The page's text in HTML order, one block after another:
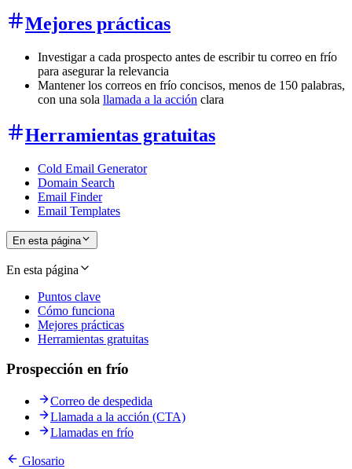
Mejores prácticas
Investigar a cada prospecto antes de escribir tu correo en frío
para asegurar la relevancia
Mantener los correos en frío concisos, menos de 150 palabras,
con una sola llamada a la acción clara
Herramientas gratuitas
Cold Email Generator
Domain Search
Email Finder
Email Templates
En esta página
En esta página
Puntos clave
Cómo funciona
Mejores prácticas
Herramientas gratuitas
Prospección en frío
Correo de despedida
Llamada a la acción (CTA)
Llamadas en frío
Glosario